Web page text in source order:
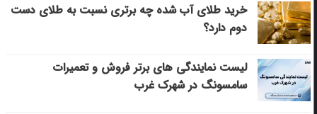
خرید طلای آب شده چه برتری نسبت به طلای دست
دوم دارد؟
لیست نمایندگی های برتر فروش و تعمیرات
سامسونگ در شهرک غرب